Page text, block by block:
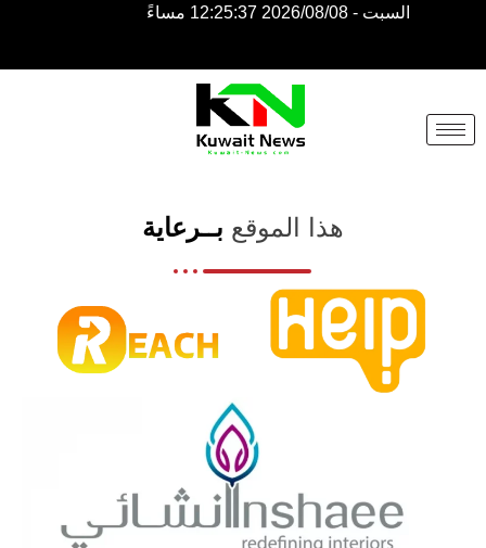
السبت - 2026/08/08 12:25:37 مساءً
NE
NEWS
ELEMENTOR
هذا الموقع بــرعاية